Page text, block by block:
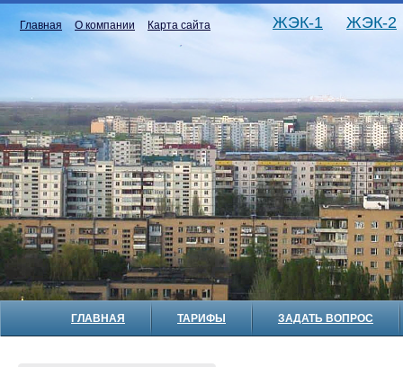
Главная О компании Карта сайта ЖЭК-1 ЖЭК-2
ГЛАВНАЯ ТАРИФЫ ЗАДАТЬ ВОПРОС